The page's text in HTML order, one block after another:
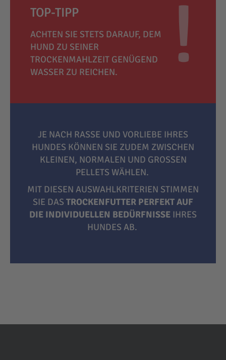
TOP-TIPP
ACHTEN SIE STETS DARAUF, DEM
HUND ZU SEINER
TROCKENMAHLZEIT GENÜGEND
WASSER ZU REICHEN.
JE NACH RASSE UND VORLIEBE IHRES
HUNDES KÖNNEN SIE ZUDEM ZWISCHEN
KLEINEN, NORMALEN UND GROSSEN P
ELLETS WÄHLEN.
MIT DIESEN AUSWAHLKRITERIEN STIMMEN
SIE DAS TROCKENFUTTER PERFEKT AUF
DIE INDIVIDUELLEN BEDÜRFNISSE IHRES
HUNDES AB.